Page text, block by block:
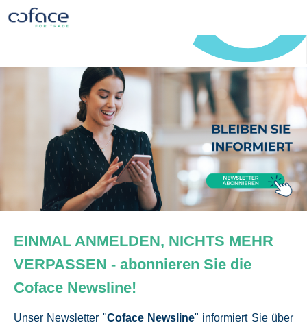
EINMAL ANMELDEN, NICHTS MEHR
VERPASSEN - abonnieren Sie die
Coface Newsline!
Unser Newsletter "Coface Newsline" informiert Sie über